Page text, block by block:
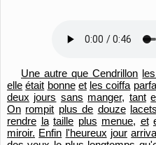
Une autre que Cendrillon
elle était bonne et les coiffa
deux jours sans manger, tant
On rompit plus de douze lacets
rendre la taille plus menue, et
miroir. Enfin l'heureux jour